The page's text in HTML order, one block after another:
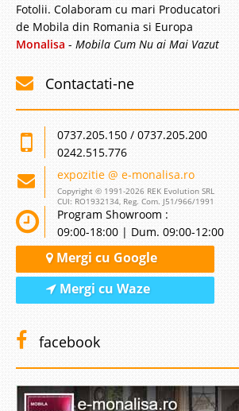
Fotolii. Colaboram cu mari Producatori
de Mobila din Romania si Europa
Monalisa - Mobila Cum Nu ai Mai Vazut
Contactati-ne
0737.205.150 / 0737.205.200
0242.515.776
expozitie @ e-monalisa.ro
Copyright © 1991-2026 REK Evolution SRL
CUI: RO1932134, Reg. Com. J51/966/1991
Program Showroom :
09:00-18:00 | Dum. 09:00-12:00
Mergi cu Google
Mergi cu Waze
facebook